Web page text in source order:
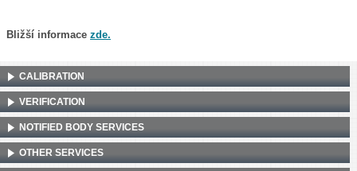
Bližší informace zde.
CALIBRATION
VERIFICATION
NOTIFIED BODY SERVICES
OTHER SERVICES